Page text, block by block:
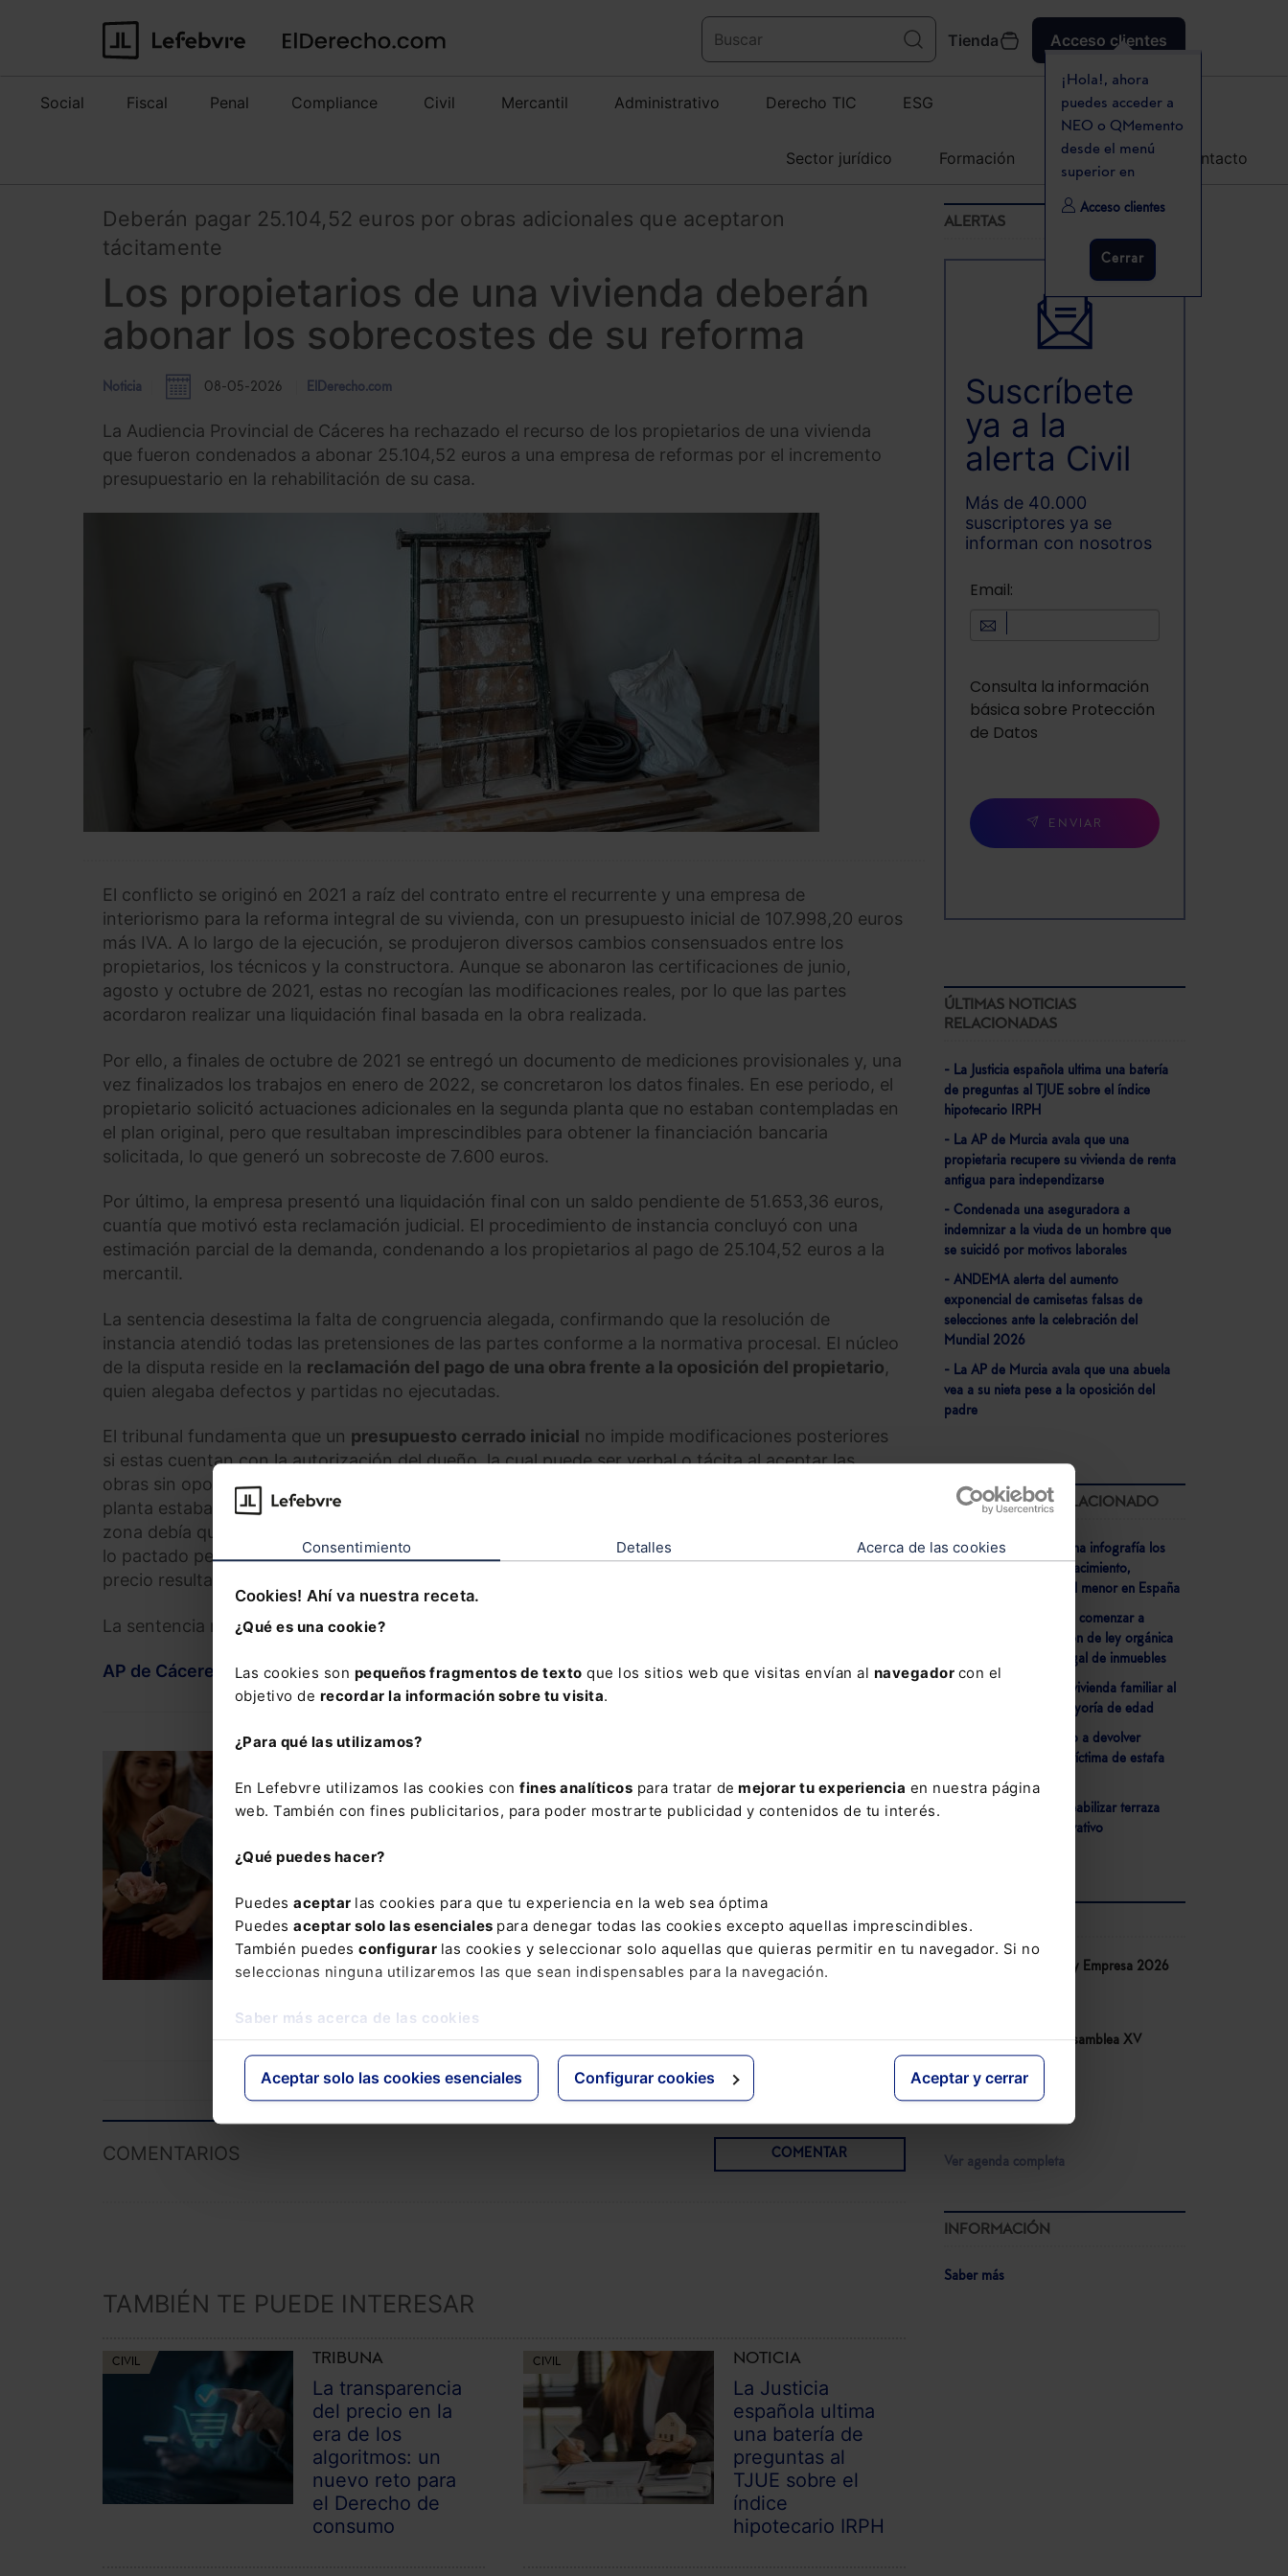
Consentimiento Detalles Acerca de las cookies
Cookies! Ahí va nuestra receta.
¿Qué es una cookie?
Las cookies son pequeños fragmentos de texto que los sitios web que visitas envían al navegador con el
objetivo de recordar la información sobre tu visita.
¿Para qué las utilizamos?
En Lefebvre utilizamos las cookies con fines analíticos para tratar de mejorar tu experiencia en nuestra página
web. También con fines publicitarios, para poder mostrarte publicidad y contenidos de tu interés.
¿Qué puedes hacer?
Puedes aceptar las cookies para que tu experiencia en la web sea óptima
Puedes aceptar solo las esenciales para denegar todas las cookies excepto aquellas imprescindibles.
También puedes configurar las cookies y seleccionar solo aquellas que quieras permitir en tu navegador. Si no
seleccionas ninguna utilizaremos las que sean indispensables para la navegación.
Saber más acerca de las cookies
Aceptar solo las cookies esenciales Configurar cookies Aceptar y cerrar
Tienda Acceso clientes
¡Hola!, ahora
puedes acceder a
NEO o QMemento
desde el menú
superior en
Acceso clientes
Cerrar
Social Fiscal Penal Compliance Civil Mercantil Administrativo Derecho TIC ESG
Sector jurídico Formación Agenda Contacto
Deberán pagar 25.104,52 euros por obras adicionales que aceptaron
tácitamente
Los propietarios de una vivienda deberán
abonar los sobrecostes de su reforma
Noticia 08-05-2026 ElDerecho.com
La Audiencia Provincial de Cáceres ha rechazado el recurso de los propietarios de una vivienda
que fueron condenados a abonar 25.104,52 euros a una empresa de reformas por el incremento
presupuestario en la rehabilitación de su casa.
El conflicto se originó en 2021 a raíz del contrato entre el recurrente y una empresa de
interiorismo para la reforma integral de su vivienda, con un presupuesto inicial de 107.998,20 euros
más IVA. A lo largo de la ejecución, se produjeron diversos cambios consensuados entre los
propietarios, los técnicos y la constructora. Aunque se abonaron las certificaciones de junio,
agosto y octubre de 2021, estas no recogían las modificaciones reales, por lo que las partes
acordaron realizar una liquidación final basada en la obra realizada.
Por ello, a finales de octubre de 2021 se entregó un documento de mediciones provisionales y, una
vez finalizados los trabajos en enero de 2022, se concretaron los datos finales. En ese periodo, el
propietario solicitó actuaciones adicionales en la segunda planta que no estaban contempladas en
el plan original, pero que resultaban imprescindibles para obtener la financiación bancaria
solicitada, lo que generó un sobrecoste de 7.600 euros.
Por último, la empresa presentó una liquidación final con un saldo pendiente de 51.653,36 euros,
cuantía que motivó esta reclamación judicial. El procedimiento de instancia concluyó con una
estimación parcial de la demanda, condenando a los propietarios al pago de 25.104,52 euros a la
mercantil.
La sentencia desestima la falta de congruencia alegada, confirmando que la resolución de
instancia atendió todas las pretensiones de las partes conforme a la normativa procesal. El núcleo
de la disputa reside en la reclamación del pago de una obra frente a la oposición del propietario,
quien alegaba defectos y partidas no ejecutadas.
El tribunal fundamenta que un presupuesto cerrado inicial no impide modificaciones posteriores
si estas cuentan con la autorización del dueño, la cual puede ser verbal o tácita al aceptar las
obras sin oposición. En este caso, aunque el demandado sostenía que los trabajos en la primera
planta estaban incluidos en el contrato original, la documentación técnica demostró que dicha
zona debía quedar inicialmente vacía, “en bruto”. Por tanto, lo que se hizo allí fue un extra fuera de
lo pactado pero que fue aceptado por el propietario, determinando la obligación de abonar el
precio resultante.
La sentencia no es firme y puede ser recurrida ante el Tribunal Supremo.
AP de Cáceres. Sección 1. Sentencia nº 68/2026 de 24 de febrero de 2026 .
Curso A tu aire Arrendamientos urbanos 2025. Cuestiones controvertidas
136,00€
COMPRAR
Un curso de especialización enarrendamientos urbanos , en el que se
abordarán lascuestiones más controvertidasque han originado las últimas
reformas legales en la materia y los últimos pronunciamientos a tener en
cuenta de nuestros tribunales.
COMENTARIOS COMENTAR
TAMBIÉN TE PUEDE INTERESAR
CIVIL TRIBUNA
La transparencia
del precio en la
era de los
algoritmos: un
nuevo reto para
el Derecho de
consumo
CIVIL NOTICIA
La Justicia
española ultima
una batería de
preguntas al
TJUE sobre el
índice
hipotecario IRPH
ALERTAS
Suscríbete
ya a la
alerta Civil
Más de 40.000
suscriptores ya se
informan con nosotros
Email:
Consulta la información
básica sobre Protección
de Datos
ENVIAR
ÚLTIMAS NOTICIAS
RELACIONADAS
- La Justicia española ultima una batería
de preguntas al TJUE sobre el índice
hipotecario IRPH
- La AP de Murcia avala que una
propietaria recupere su vivienda de renta
antigua para independizarse
- Condenada una aseguradora a
indemnizar a la viuda de un hombre que
se suicidó por motivos laborales
- ANDEMA alerta del aumento
exponencial de camisetas falsas de
selecciones ante la celebración del
Mundial 2026
- La AP de Murcia avala que una abuela
vea a su nieta pese a la oposición del
padre
LO MÁS LEÍDO RELACIONADO
- Lefebvre detalla en una infografía los
nuevos permisos por nacimiento,
adopción y cuidado del menor en España
- El Congreso aprueba comenzar a
tramitar una proposición de ley orgánica
contra la ocupación ilegal de inmuebles
- Extinción del uso de vivienda familiar al
alcanzar los hijos la mayoría de edad
- Condenan a un banco a devolver
cantidad a una clienta víctima de estafa
- Condenan a impermeabilizar terraza
comunitaria de uso privativo
AGENDA
Congreso IA Derecho y Empresa 2026
Congreso COSITAL. Asamblea XV
V Congreso AECEM
Ver agenda completa
INFORMACIÓN
Saber más